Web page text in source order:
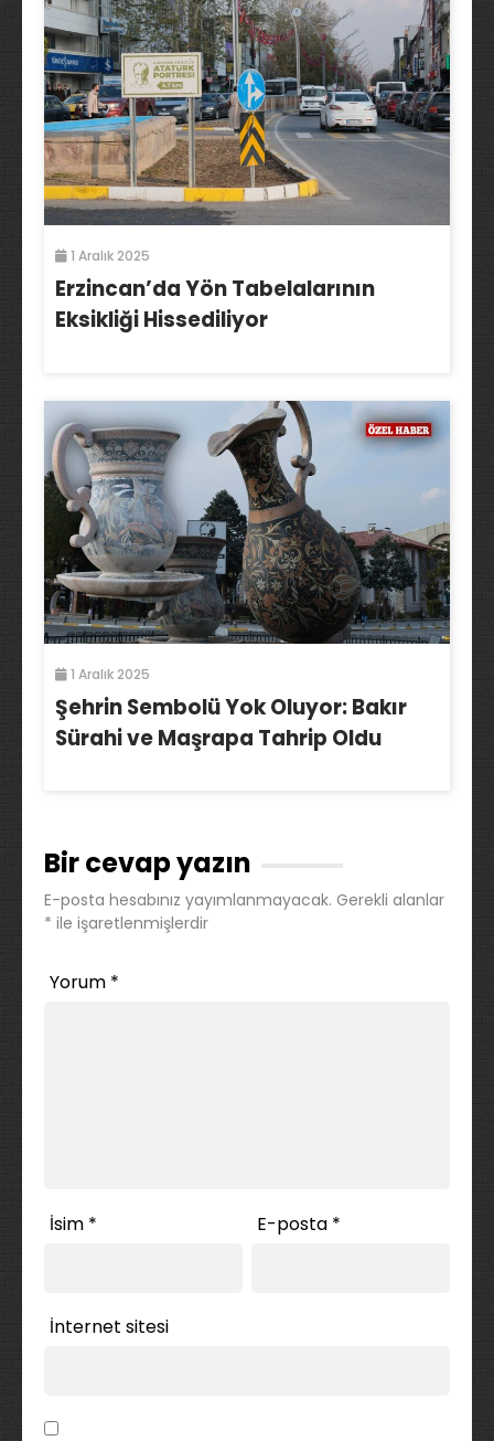
1 Aralık 2025
Erzincan’da Yön Tabelalarının
Eksikliği Hissediliyor
1 Aralık 2025
Şehrin Sembolü Yok Oluyor: Bakır
Sürahi ve Maşrapa Tahrip Oldu
Bir cevap yazın
E-posta hesabınız yayımlanmayacak. Gerekli alanlar
* ile işaretlenmişlerdir
Yorum *
İsim * E-posta *
İnternet sitesi